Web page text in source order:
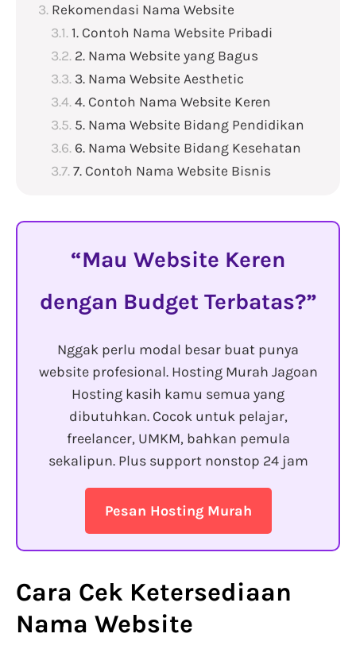
Rekomendasi Nama Website
1. Contoh Nama Website Pribadi
2. Nama Website yang Bagus
3. Nama Website Aesthetic
4. Contoh Nama Website Keren
5. Nama Website Bidang Pendidikan
6. Nama Website Bidang Kesehatan
7. Contoh Nama Website Bisnis
Mau Website Keren
dengan Budget Terbatas?
Nggak perlu modal besar buat punya
website profesional. Hosting Murah Jagoan
Hosting kasih kamu semua yang
dibutuhkan. Cocok untuk pelajar,
freelancer, UMKM, bahkan pemula
sekalipun. Plus support nonstop 24 jam
Pesan Hosting Murah
Cara Cek Ketersediaan
Nama Website